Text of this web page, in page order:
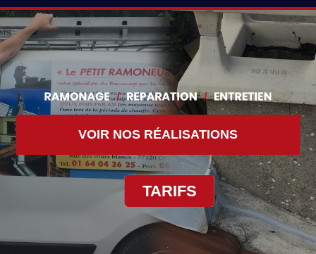
VOIR NOS RÉALISATIONS
TARIFS